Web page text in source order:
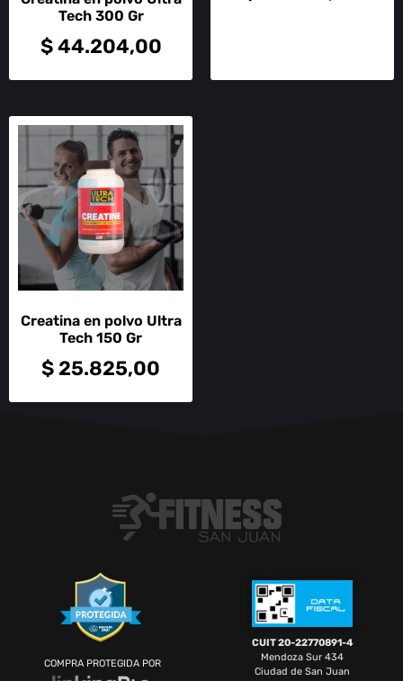
Tech 300 Gr
$44.204,00
Creatina en polvo Ultra
Tech 150 Gr
$ 25.825,00
COMPRA PROTEGIDA POR
CUIT 20-22770891-4
Mendoza Sur 434
Ciudad de San Juan